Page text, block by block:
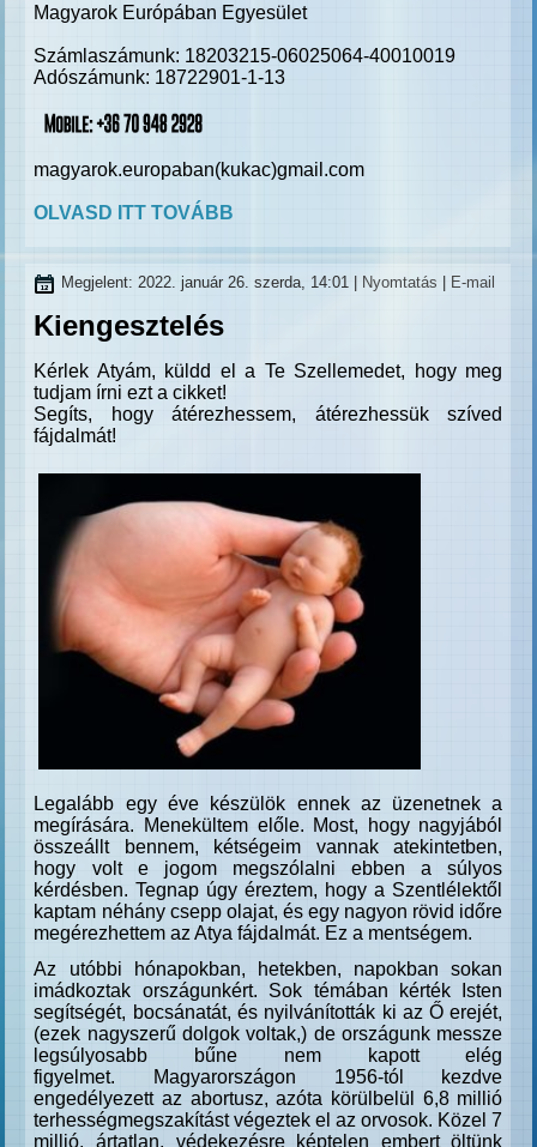
Magyarok Európában Egyesület
Számlaszámunk: 18203215-06025064-40010019
Adószámunk: 18722901-1-13
magyarok.europaban(kukac)gmail.com
OLVASD ITT TOVÁBB
Megjelent: 2022. január 26. szerda, 14:01 Nyomtatás E-mail
Kiengesztelés
Kérlek Atyám, küldd el a Te Szellemedet, hogy meg
tudjam írni ezt a cikket!
Segíts, hogy átérezhessem, átérezhessük szíved
fájdalmát!
Legalább egy éve készülök ennek az üzenetnek a
megírására. Menekültem előle. Most, hogy nagyjából
összeállt bennem, kétségeim vannak atekintetben,
hogy volt e jogom megszólalni ebben a súlyos
kérdésben. Tegnap úgy éreztem, hogy a Szentlélektől
kaptam néhány csepp olajat, és egy nagyon rövid időre
megérezhettem az Atya fájdalmát. Ez a mentségem.
Az utóbbi hónapokban, hetekben, napokban sokan
imádkoztak országunkért. Sok témában kérték Isten
segítségét, bocsánatát, és nyilvánították ki az Ő erejét,
(ezek nagyszerű dolgok voltak,) de országunk messze
legsúlyosabb bűne nem kapott elég
figyelmet.
Magyarországon 1956-tól kezdve
engedélyezett az abortusz, azóta körülbelül 6,8 millió
terhességmegszakítást végeztek el az orvosok. Közel 7
millió, ártatlan, védekezésre képtelen embert öltünk